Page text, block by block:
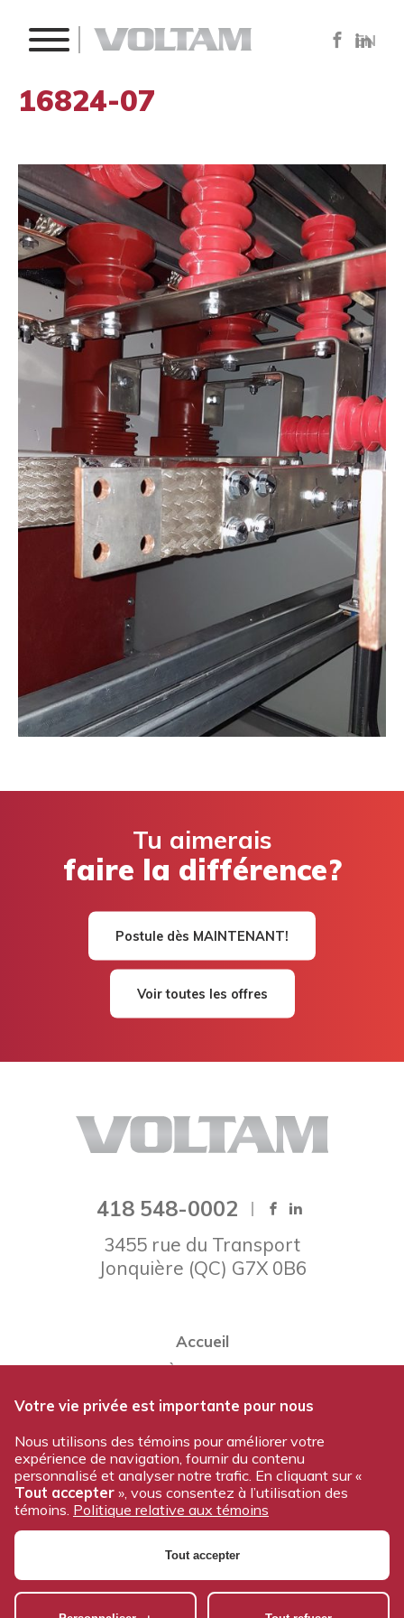
EN
16824-07
Tu aimerais
faire la différence?
Postule dès MAINTENANT!
Voir toutes les offres
418 548-0002
3455 rue du Transport
Jonquière (QC) G7X 0B6
Accueil
À propos
Notre équipe
Travailler chez Voltam
Nous joindre
Politique de confidentialité
© 2026 Tous droits réservés - Voltam / Conception et
réalisation:Nubee|Mes préférences cookies
Votre vie privée est importante pour nous
Nous utilisons des témoins pour améliorer votre
expérience de navigation, fournir du contenu
personnalisé et analyser notre trafic. En cliquant sur «
Tout accepter », vous consentez à l’utilisation des
témoins. Politique relative aux témoins
Tout accepter